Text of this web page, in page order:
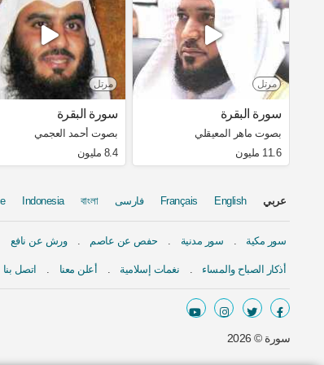
مرتل
سورة البقرة
بصوت ماهر المعيقلي
11.6 مليون
مرتل
سورة البقرة
بصوت أحمد العجمي
8.4 مليون
عربي English
Français فارسی বাংলা
Indonesia
سور مكية سور مدنية حفص عن عاصم ورش عن نافع
أذكار الصباح والمساء نغمات إسلامية أعلن معنا اتصل بنا
سورة © 2026